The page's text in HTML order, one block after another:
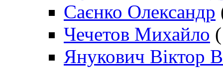
Саєнко Олександр
Чечетов Михайло
Янукович Віктор